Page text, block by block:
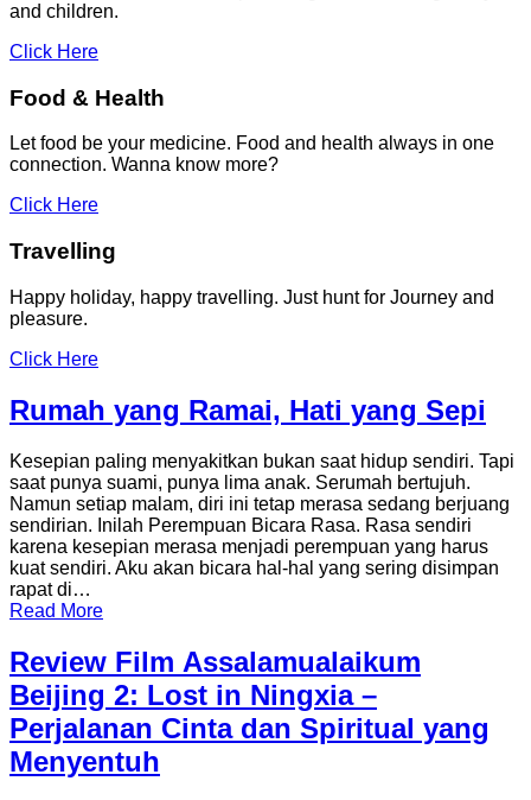
and children.
Click Here
Food & Health
Let food be your medicine. Food and health always in one
connection. Wanna know more?
Click Here
Travelling
Happy holiday, happy travelling. Just hunt for Journey and
pleasure.
Click Here
Rumah yang Ramai, Hati yang Sepi
Kesepian paling menyakitkan bukan saat hidup sendiri. Tapi
saat punya suami, punya lima anak. Serumah bertujuh.
Namun setiap malam, diri ini tetap merasa sedang berjuang
sendirian. Inilah Perempuan Bicara Rasa. Rasa sendiri
karena kesepian merasa menjadi perempuan yang harus
kuat sendiri. Aku akan bicara hal-hal yang sering disimpan
rapat di…
Read More
Review Film Assalamualaikum
Beijing 2: Lost in Ningxia –
Perjalanan Cinta dan Spiritual yang
Menyentuh